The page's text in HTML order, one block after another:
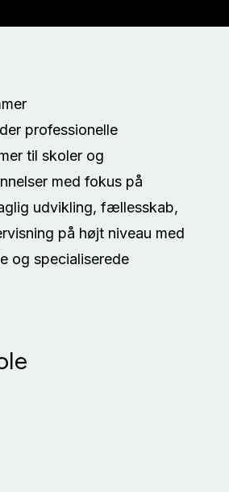
professionelle
til skoler og
med fokus på
udvikling, fællesskab,
på højt niveau med
og specialiserede